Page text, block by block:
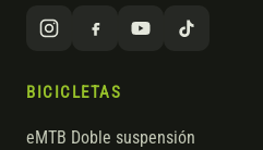
BICICLETAS
eMTB Doble suspensión